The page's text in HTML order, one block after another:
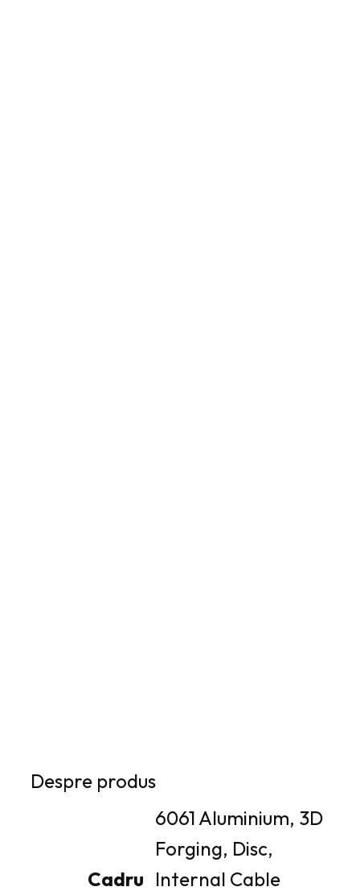
Despre produs
Cadru
6061 Aluminium, 3D
Forging, Disc,
Internal Cable